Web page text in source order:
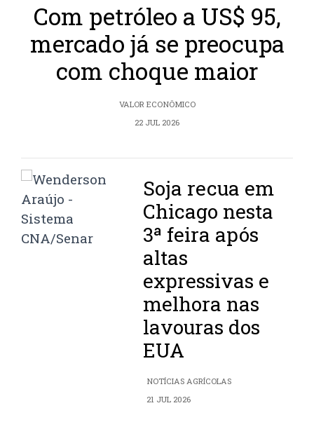
Com petróleo a US$ 95,
mercado já se preocupa
com choque maior
VALOR ECONÔMICO
22 JUL 2026
Soja recua em
Chicago nesta
3ª feira após
altas
expressivas e
melhora nas
lavouras dos
EUA
NOTÍCIAS AGRÍCOLAS
21 JUL 2026